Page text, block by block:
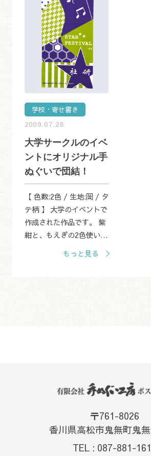
学校・寄せ書き
2009.07.28
大学サークルのイベ
ントにオリジナル手
ぬぐいで団結！
【 色数:2色 / 生地:岡 / タ
テ柄 】 大学のイベントで
作成された作品です。 紫
紺と、もえぎの2色使い。
ンは、天の川です。 数種
もっと見る
〒761-8026
香川県高松市鬼無町鬼
TEL : 087-881-